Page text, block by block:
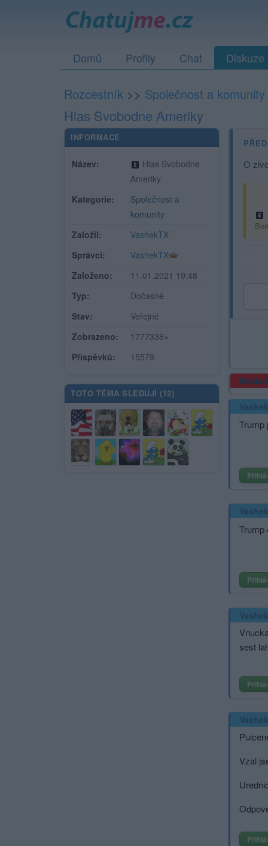
Domů Profily Chat Diskuze
Rozcestník >> Společnost a komunity
Hlas Svobodne Ameriky
INFORMACE
Název:
Hlas Svobodne
Ameriky
Kategorie:
Společnost a
komunity
Založil:
VashekTX
Správci:
VashekTX
Založeno:
11.01.2021 19:48
Typ:
Dočasné
Stav:
Veřejné
Zobrazeno:
1777338×
Příspěvků:
15579
TOTO TÉMA SLEDUJÍ (12)
O
Trump
Trump
sest
Vzal